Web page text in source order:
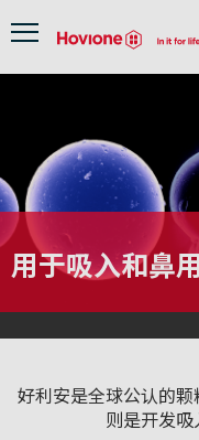
Menu
用于吸入和鼻
好利安是全球公认的
则是开发吸